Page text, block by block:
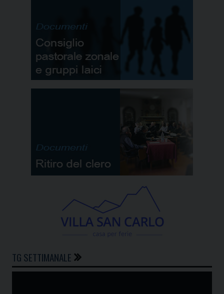
TG SETTIMANALE